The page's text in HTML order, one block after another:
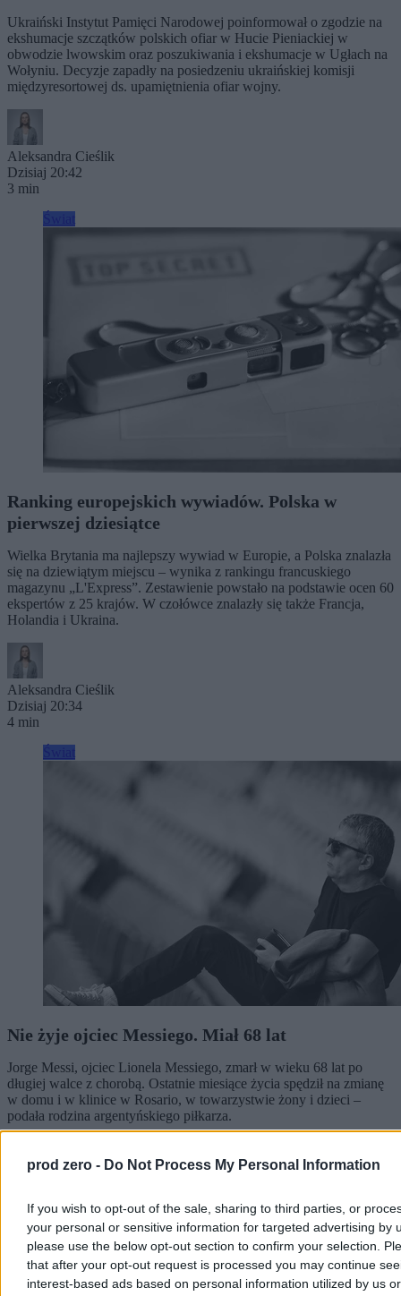
prod zero - Do Not Process My Personal Information
If you wish to opt-out of the sale, sharing to third parties, or
your personal or sensitive information for targeted advertising by
please use the below opt-out section to confirm your selection.
that after your opt-out request is processed you may continue
interest-based ads based on personal information utilized by us or
Ukraiński Instytut Pamięci Narodowej poinformował o zgodzie na
ekshumacje szczątków polskich ofiar w Hucie Pieniackiej w
obwodzie lwowskim oraz poszukiwania i ekshumacje w Ugłach na
Wołyniu. Decyzje zapadły na posiedzeniu ukraińskiej komisji
międzyresortowej ds. upamiętnienia ofiar wojny.
Aleksandra Cieślik
Dzisiaj 20:42
3 min
Ranking europejskich wywiadów. Polska w
pierwszej dziesiątce
Wielka Brytania ma najlepszy wywiad w Europie, a Polska znalazła
się na dziewiątym miejscu – wynika z rankingu francuskiego
magazynu „L'Express”. Zestawienie powstało na podstawie ocen 60
ekspertów z 25 krajów. W czołówce znalazły się także Francja,
Holandia i Ukraina.
Aleksandra Cieślik
Dzisiaj 20:34
4 min
Nie żyje ojciec Messiego. Miał 68 lat
Jorge Messi, ojciec Lionela Messiego, zmarł w wieku 68 lat po
długiej walce z chorobą. Ostatnie miesiące życia spędził na zmianę
w domu i w klinice w Rosario, w towarzystwie żony i dzieci –
podała rodzina argentyńskiego piłkarza.
Dzisiaj 18:41
2 min
Reklama
Reklama